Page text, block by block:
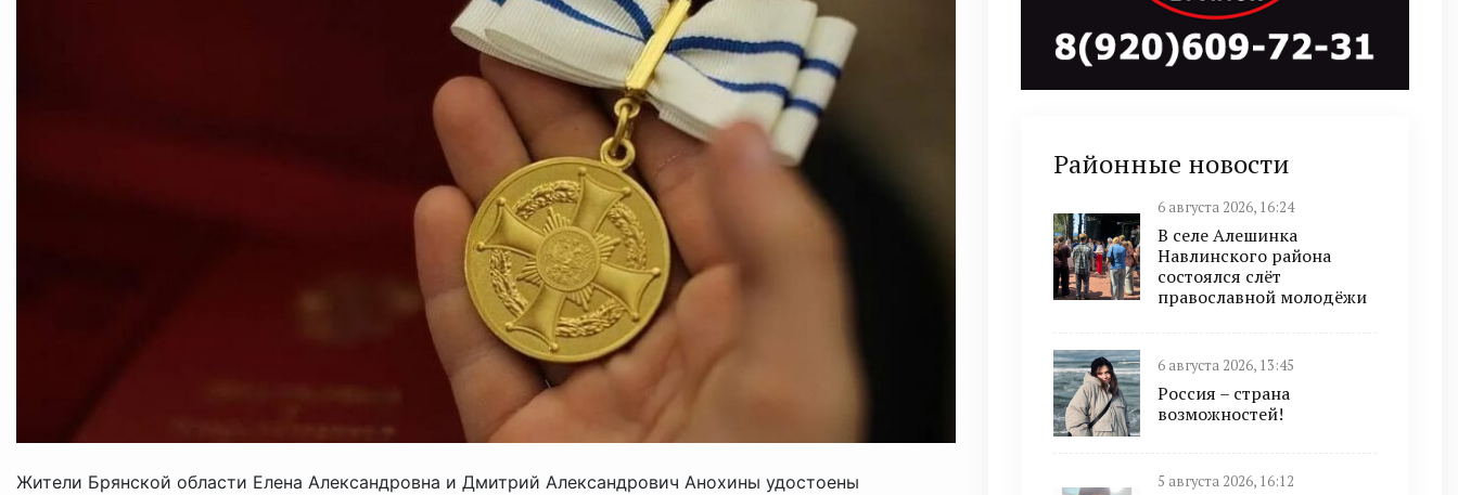
Жители Брянской области Елена Александровна и Дмитрий Александрович Анохины удостоены
Районные новости
6 августа 2026, 16:24
В селе Алешинка
Навлинского района
состоялся слёт
православной молодёжи
6 августа 2026, 13:45
Россия – страна
возможностей!
5 августа 2026, 16:12